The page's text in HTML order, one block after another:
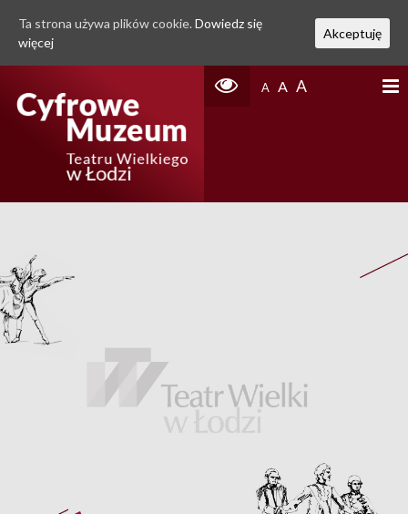
A A A
Ta strona używa plików cookie. Dowiedz się
więcej
Akceptuję